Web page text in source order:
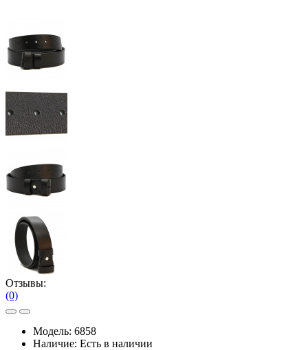
Отзывы:
(0)
Модель: 6858
Наличие: Есть в наличии